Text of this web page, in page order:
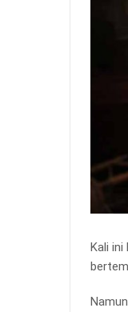
Kali ini